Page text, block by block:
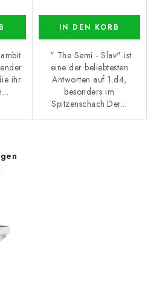
ihr
IN DEN KORB
" The Semi - Slav" ist
eine der beliebtesten
Antworten auf 1.d4,
besonders im
Spitzenschach.Der...